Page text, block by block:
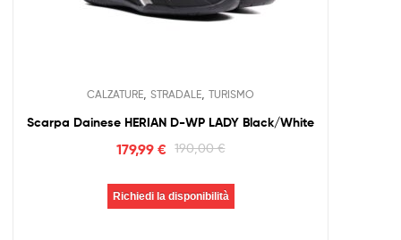
CALZATURE STRADALE TURISMO
Scarpa Dainese HERIAN D-WP LADY Black/White
190,00€
179,99 €
Richiedi la disponibilità